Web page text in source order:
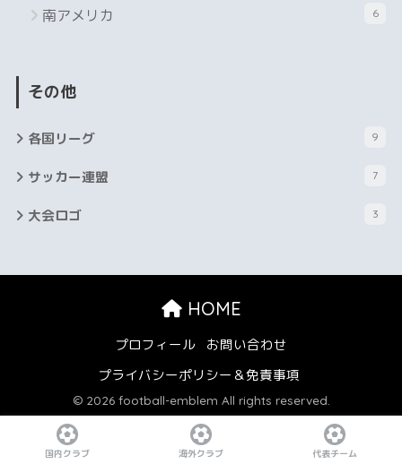
南アメリカ 6
その他
各国リーグ 9
サッカー連盟 7
大会ロゴ 3
HOME
プロフィール
お問い合わせ
プライバシーポリシー＆免責事項
© 2026 football-emblem All rights reserved.
国内クラブ 海外クラブ 代表チーム